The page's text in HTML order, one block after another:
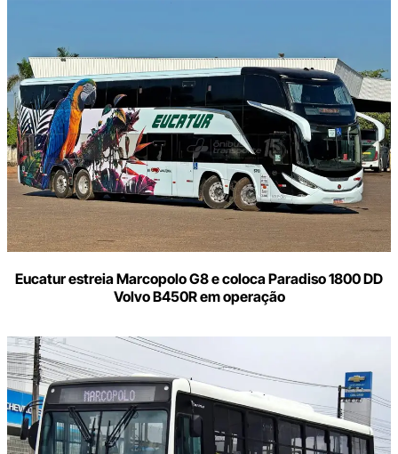
Eucatur estreia Marcopolo G8 e coloca Paradiso 1800 DD
Volvo B450R em operação